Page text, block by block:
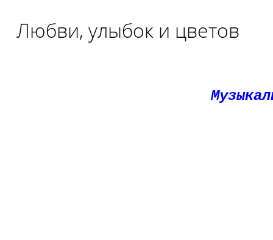
Любви, улыбок и цветов